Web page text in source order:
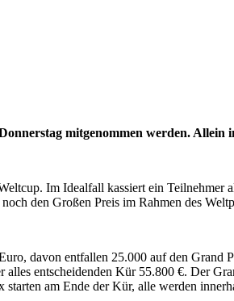
mitgenommen werden. Allein
Im Idealfall kassiert ein
den Großen Preis im Rahmen des
davon entfallen 25.000 auf den
entscheidenden Kür 55.800 €. Der
am Ende der Kür, alle werden